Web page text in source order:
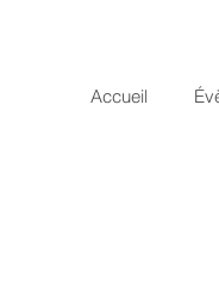
Accueil